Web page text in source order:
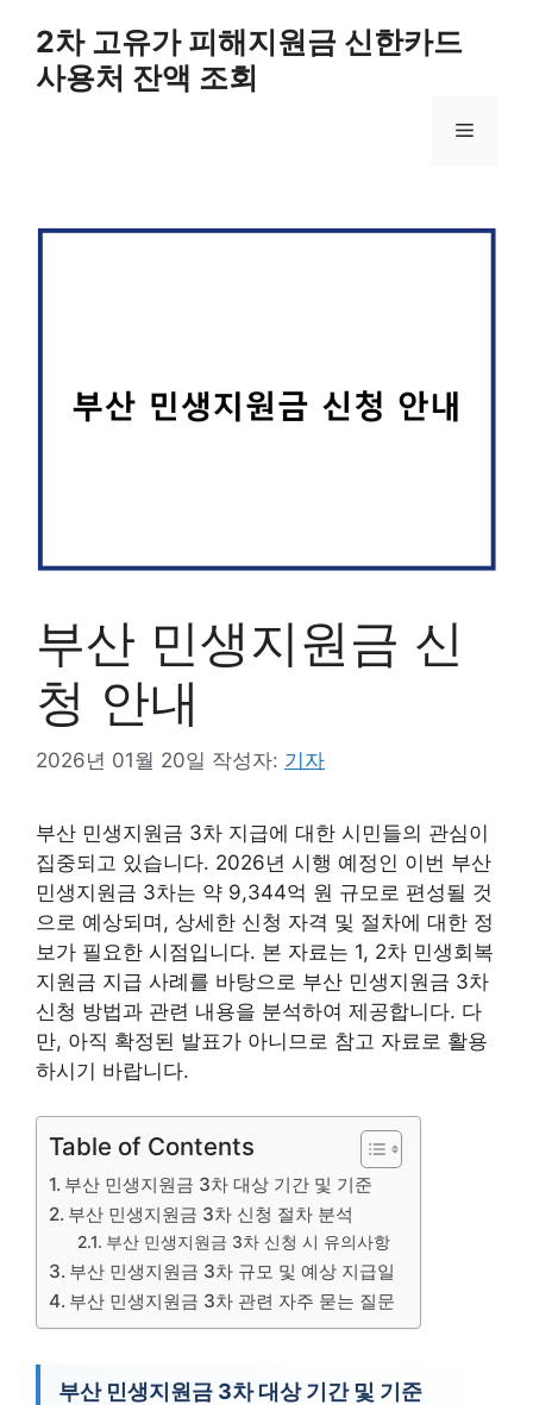
2차 고유가 피해지원금 신한카드
사용처 잔액 조회
메
부산 민생지원금 신
청 안내
2026년 01월 20일 작성자: 기자
부산 민생지원금 3차 지급에 대한 시민들의 관심이
집중되고 있습니다. 2026년 시행 예정인 이번 부산
민생지원금 3차는 약 9,344억 원 규모로 편성될 것
으로 예상되며, 상세한 신청 자격 및 절차에 대한 정
보가 필요한 시점입니다. 본 자료는 1, 2차 민생회복
지원금 지급 사례를 바탕으로 부산 민생지원금 3차
신청 방법과 관련 내용을 분석하여 제공합니다. 다
만, 아직 확정된 발표가 아니므로 참고 자료로 활용
하시기 바랍니다.
Table of Contents
부산 민생지원금 3차 대상 기간 및 기준
부산 민생지원금 3차 신청 절차 분석
부산 민생지원금 3차 신청 시 유의사항
부산 민생지원금 3차 규모 및 예상 지급일
부산 민생지원금 3차 관련 자주 묻는 질문
부산 민생지원금 3차 대상 기간 및 기준